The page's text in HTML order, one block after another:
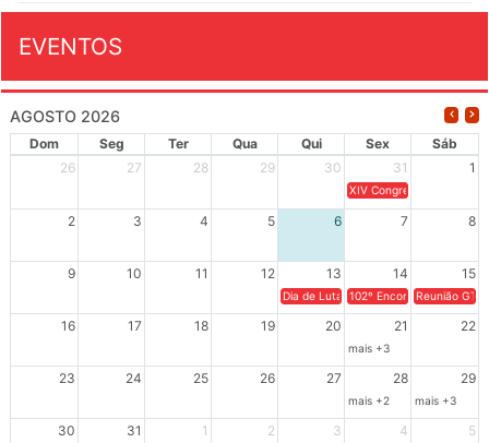
EVENTOS
AGOSTO 2026
Dom Seg Ter Qua Qui Sex
Sáb
26
27 28 29 30 31 1
XIV Congresso Brasileiro
2 3 4 5 6 7 8
9 10 11 12 13 14 15
Dia de Luta em Defesa de Cuba e da
102º Encontro da
Reunião
16 17 18 19 20 21 22
mais +3
23 24 25 26 27 28 29
mais +2 mais +3
30 31 1 2 3 4 5